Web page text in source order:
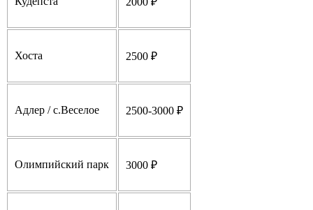
Хоста 2500 ₽
Адлер / с.Веселое 2500-3000 ₽
Олимпийский парк 3000 ₽